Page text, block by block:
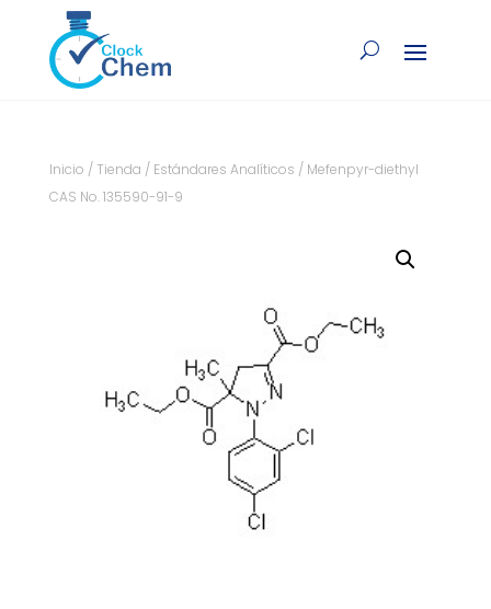
Inicio / Tienda / Estándares Analíticos / Mefenpyr-diethyl
CAS No. 135590-91-9